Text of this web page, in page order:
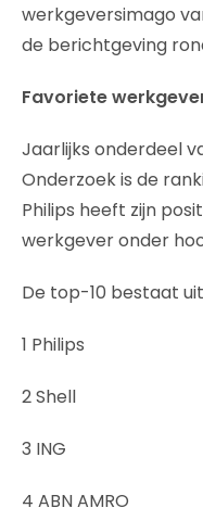
werkgeversimago
de berichtgeving
Favoriete
Jaarlijks onderdeel
Onderzoek is de
Philips heeft zijn
werkgever onder
De top-10 bestaat
1 Philips
2 Shell
3 ING
4 ABN AMRO